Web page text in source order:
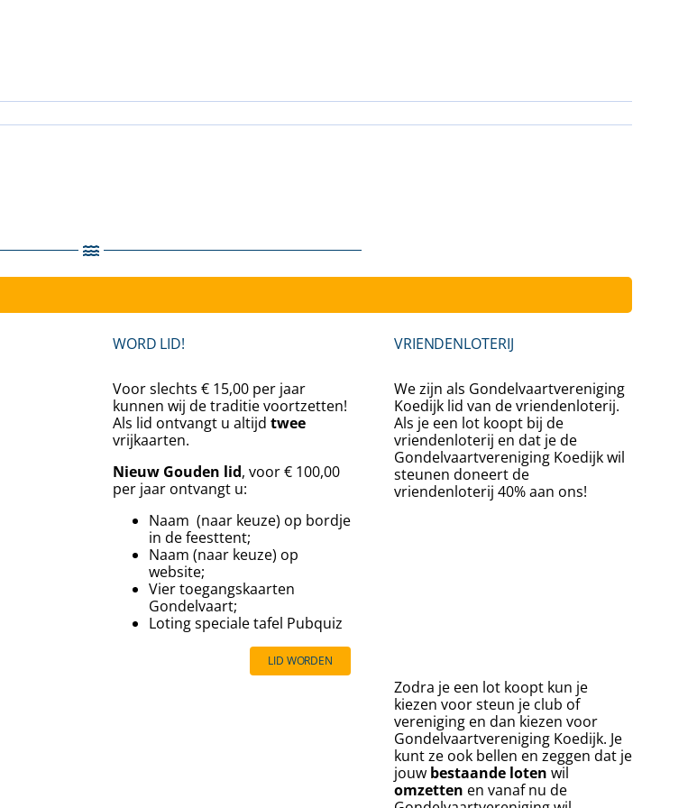
WORD LID!
Voor slechts € 15,00 per jaar
kunnen wij de traditie voortzetten!
Als lid ontvangt u altijd twee
vrijkaarten.
Nieuw Gouden lid, voor € 100,00
per jaar ontvangt u:
Naam (naar keuze) op bordje
in de feesttent;
Naam (naar keuze) op
website;
Vier toegangskaarten
Gondelvaart;
⁠⁠Loting speciale tafel Pubquiz
LID WORDEN
VRIENDENLOTERIJ
We zijn als Gondelvaartvereniging
Koedijk lid van de vriendenloterij.
Als je een lot koopt bij de
vriendenloterij en dat je de
Gondelvaartvereniging Koedijk wil
steunen doneert de
vriendenloterij 40% aan ons!
Zodra je een lot koopt kun je
kiezen voor steun je club of
vereniging en dan kiezen voor
Gondelvaartvereniging Koedijk. Je
kunt ze ook bellen en zeggen dat je
jouw bestaande loten wil
omzetten en vanaf nu de